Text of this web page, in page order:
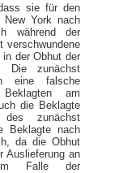
sie für den
New York nach
während der
verschwundene
in der Obhut der
Die zunächst
eine falsche
am
die Beklagte
zunächst
Beklagte nach
da die Obhut
Auslieferung an
Falle der